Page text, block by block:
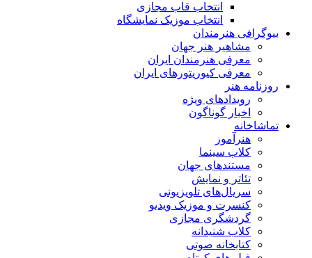
انتخاب قاب مجازی
انتخاب موزیک نمایشگاه
بیوگرافی هنرمندان
مشاهیر هنر جهان
معرفی هنرمندان ایران
معرفی کیوریتورهای ایران
روزنامه هنر
رویدادهای ویژه
اخبار گوناگون
تماشاخانه
هنرآموز
کلاب سینما
مستندهای جهان
تئاتر و نمایش
سریال‌های تلویزیونی
کنسرت و موزیک ویدیو
گردشگری مجازی
کلاب شنیدانه
کتابخانه صوتی